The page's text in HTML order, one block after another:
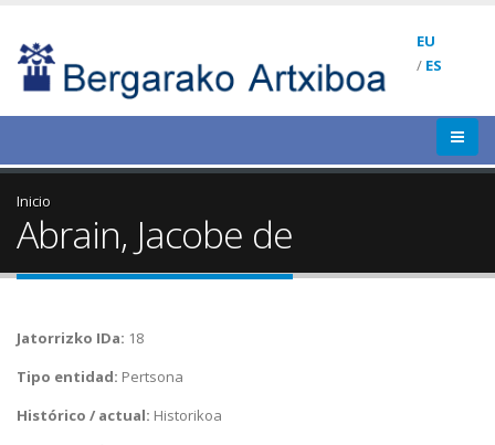
EU
/ ES
Inicio
Abrain, Jacobe de
Jatorrizko IDa: 18
Tipo entidad: Pertsona
Histórico / actual: Historikoa